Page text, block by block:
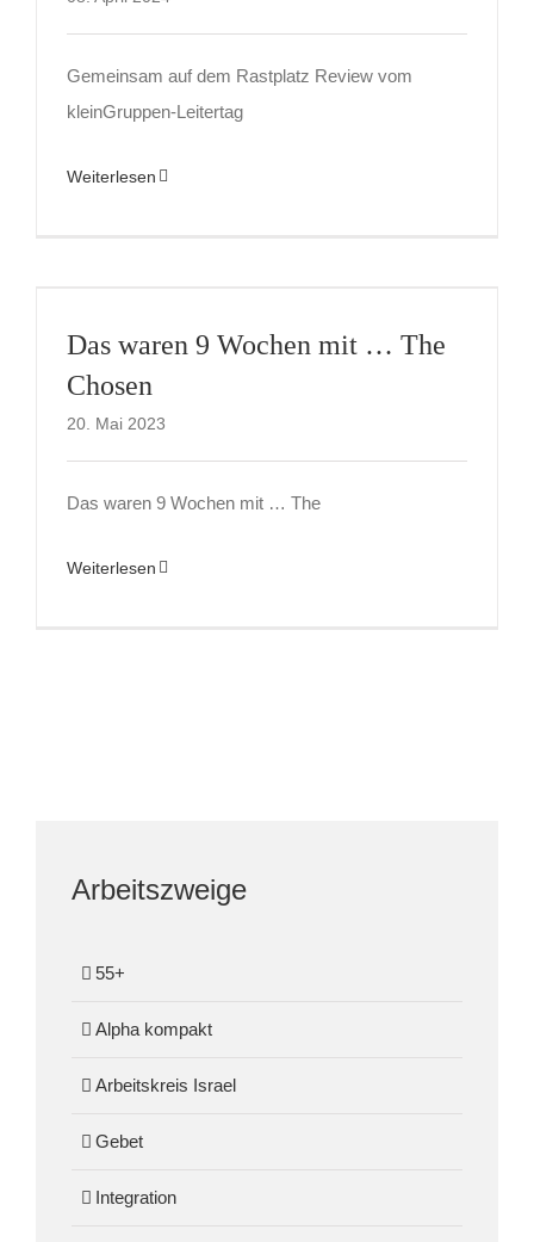
Gemeinsam auf dem Rastplatz Review vom
kleinGruppen-Leitertag
Weiterlesen
Das waren 9 Wochen mit … The
Chosen
20. Mai 2023
Das waren 9 Wochen mit … The
Weiterlesen
Arbeitszweige
55+
Alpha kompakt
Arbeitskreis Israel
Gebet
Integration